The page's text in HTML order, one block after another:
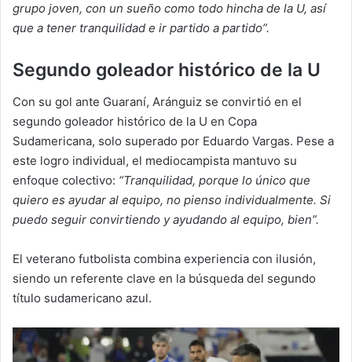
grupo joven, con un sueño como todo hincha de la U, así
que a tener tranquilidad e ir partido a partido”.
Segundo goleador histórico de la U
Con su gol ante Guaraní, Aránguiz se convirtió en el
segundo goleador histórico de la U en Copa
Sudamericana, solo superado por Eduardo Vargas. Pese a
este logro individual, el mediocampista mantuvo su
enfoque colectivo: “Tranquilidad, porque lo único que
quiero es ayudar al equipo, no pienso individualmente. Si
puedo seguir convirtiendo y ayudando al equipo, bien”.
El veterano futbolista combina experiencia con ilusión,
siendo un referente clave en la búsqueda del segundo
título sudamericano azul.